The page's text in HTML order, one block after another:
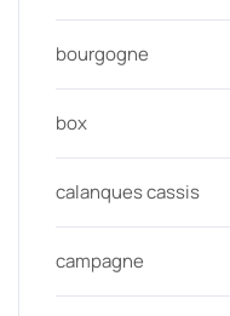
bourgogne
box
calanques cassis
campagne